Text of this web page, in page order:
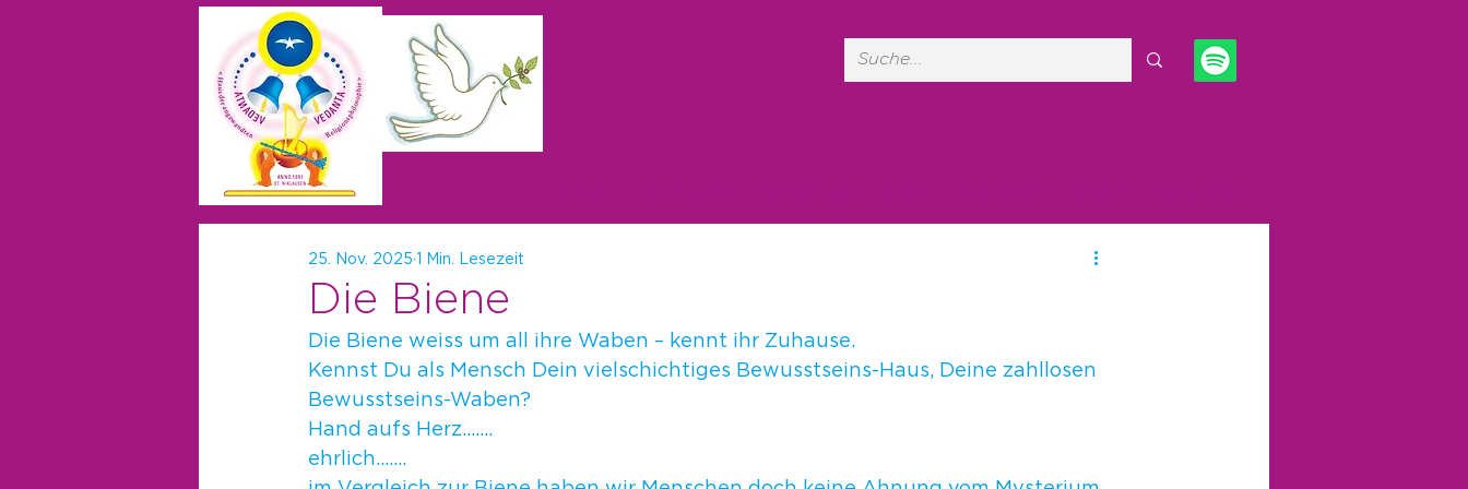
Die Biene
25. Nov. 2025 1 Min. Lesezeit
Die Biene weiss um all ihre Waben – kennt ihr Zuhause.
Kennst Du als Mensch Dein vielschichtiges Bewusstseins-Haus, Deine zahllosen
Bewusstseins-Waben?
Hand aufs Herz.......
ehrlich.......